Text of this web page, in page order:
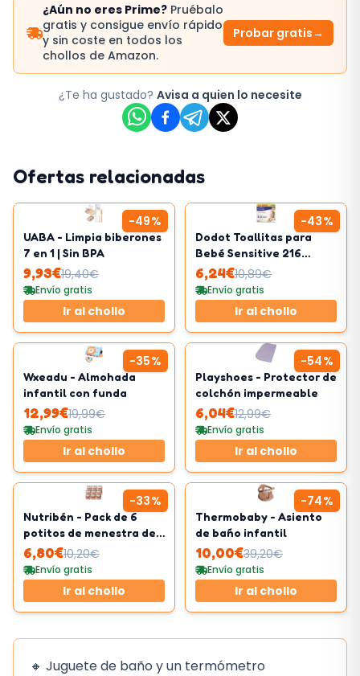
¿Aún no eres Prime? Pruébalo
gratis y consigue envío rápido
y sin coste en todos los
chollos de Amazon.
Probar gratis→
¿Te ha gustado? Avisa a quien lo necesite
Ofertas relacionadas
-49%
UABA - Limpia biberones
7 en 1 | Sin BPA
9,93€19,40€
Envío gratis
Ir al chollo
-43%
Dodot Toallitas para
Bebé Sensitive 216
Toallitas
6,24€10,89€
Envío gratis
Ir al chollo
-35%
Wxeadu - Almohada
infantil con funda
12,99€19,99€
Envío gratis
Ir al chollo
-54%
Playshoes - Protector de
colchón impermeable
6,04€12,99€
Envío gratis
Ir al chollo
-33%
Nutribén - Pack de 6
potitos de menestra de
cordero
6,80€10,20€
Envío gratis
Ir al chollo
-74%
Thermobaby - Asiento
de baño infantil
10,00€39,20€
Envío gratis
Ir al chollo
🔸 Juguete de baño y un termómetro